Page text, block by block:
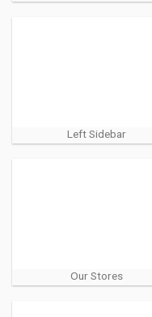
Left Sidebar
Our Stores